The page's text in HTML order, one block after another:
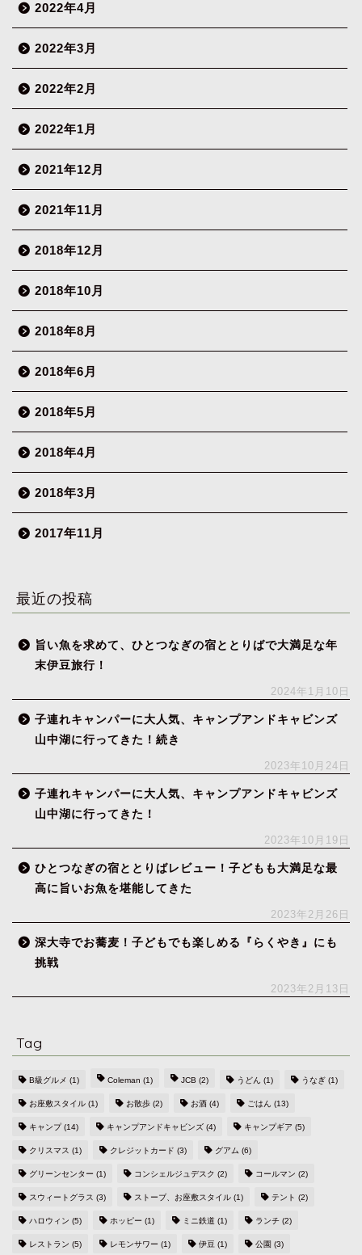
2022年4月
2022年3月
2022年2月
2022年1月
2021年12月
2021年11月
2018年12月
2018年10月
2018年8月
2018年6月
2018年5月
2018年4月
2018年3月
2017年11月
最近の投稿
旨い魚を求めて、ひとつなぎの宿ととりばで大満足な年
末伊豆旅行！
2024年1月10日
子連れキャンパーに大人気、キャンプアンドキャビンズ
山中湖に行ってきた！続き
2023年10月24日
子連れキャンパーに大人気、キャンプアンドキャビンズ
山中湖に行ってきた！
2023年10月19日
ひとつなぎの宿ととりばレビュー！子どもも大満足な最
高に旨いお魚を堪能してきた
2023年2月26日
深大寺でお蕎麦！子どもでも楽しめる『らくやき』にも
挑戦
2023年2月13日
Tag
B級グルメ (1) Coleman (1) JCB (2) うどん (1) うなぎ (1)
お座敷スタイル (1) お散歩 (2) お酒 (4) ごはん (13)
キャンプ(14) キャンプアンドキャビンズ (4) キャンプギア (5)
クリスマス (1) クレジットカード (3) グアム (6)
グリーンセンター (1) コンシェルジュデスク (2) コールマン (2)
スウィートグラス (3) ストーブ、お座敷スタイル (1) テント (2)
ハロウィン (5) ホッピー (1) ミニ鉄道 (1) ランチ (2)
レストラン (5) レモンサワー (1) 伊豆 (1) 公園 (3)